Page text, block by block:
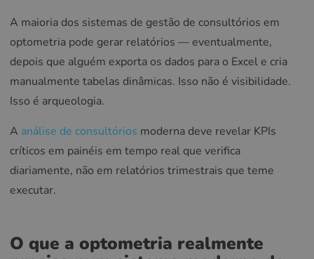
A maioria dos sistemas de gestão de consultórios em
optometria pode gerar relatórios — eventualmente,
depois que alguém exporta os dados para o Excel e cria
manualmente tabelas dinâmicas. Isso não é visibilidade.
Isso é arqueologia.
A análise de consultórios moderna deve revelar KPIs
críticos em painéis em tempo real que verifica
diariamente, não em relatórios trimestrais que teme
executar.
O que a optometria realmente